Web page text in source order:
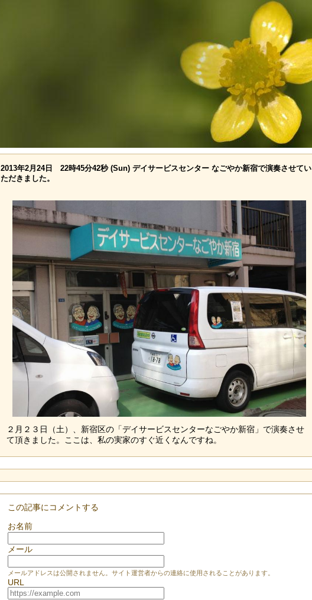
2013年2月24日 22時45分42秒 (Sun) デイサービスセンター なごやか新宿で演奏させてい
ただきました。
２月２３日（土）、新宿区の「デイサービスセンターなごやか新宿」で演奏させ
て頂きました。ここは、私の実家のすぐ近くなんですね。
この記事にコメントする
お名前
メール
メールアドレスは公開されません。サイト運営者からの連絡に使用されることがあります。
URL